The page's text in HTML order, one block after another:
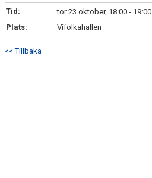
Tid:
tor 23 oktober, 18:00 - 19:00
Plats:
Vifolkahallen
<< Tillbaka